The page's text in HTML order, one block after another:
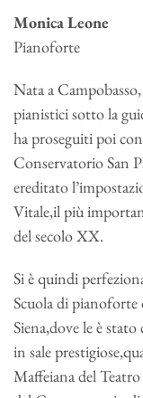
Monica Leone
Pianoforte
Nata a
pianistici sotto la
ha proseguiti poi
Conservatorio San
ereditato
Vitale,il più
del secolo XX.
Si è quindi
Scuola di pianoforte
Siena,dove le è
in sale
Maffeiana del